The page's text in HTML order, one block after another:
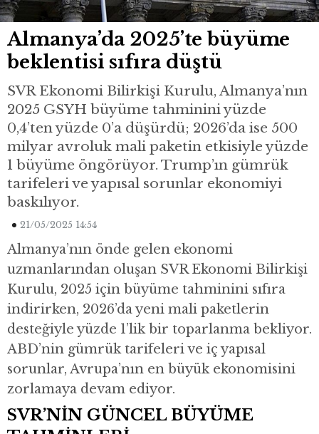
Almanya’da 2025’te büyüme
beklentisi sıfıra düştü
SVR Ekonomi Bilirkişi Kurulu, Almanya’nın
2025 GSYH büyüme tahminini yüzde
0,4’ten yüzde 0’a düşürdü; 2026’da ise 500
milyar avroluk mali paketin etkisiyle yüzde
1 büyüme öngörüyor. Trump’ın gümrük
tarifeleri ve yapısal sorunlar ekonomiyi
baskılıyor.
21/05/2025 14:54
Almanya’nın önde gelen ekonomi
uzmanlarından oluşan SVR Ekonomi Bilirkişi
Kurulu, 2025 için büyüme tahminini sıfıra
indirirken, 2026’da yeni mali paketlerin
desteğiyle yüzde 1’lik bir toparlanma bekliyor.
ABD’nin gümrük tarifeleri ve iç yapısal
sorunlar, Avrupa’nın en büyük ekonomisini
zorlamaya devam ediyor.
SVR’NİN GÜNCEL BÜYÜME